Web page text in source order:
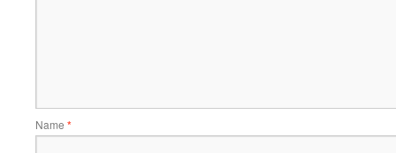
Name *